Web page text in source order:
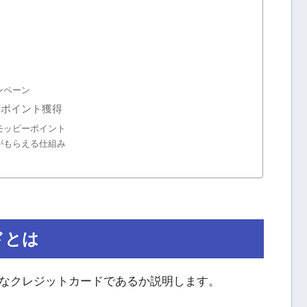
ペーン
イント獲得
ピーポイント
もらえる仕組み
は
レジットカードであるか説明します。